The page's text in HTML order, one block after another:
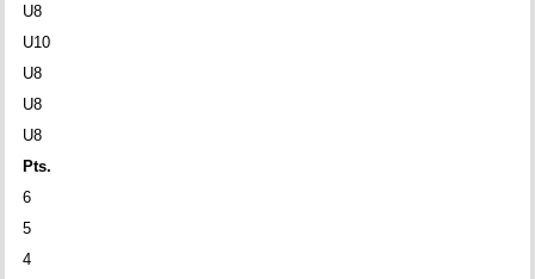
U8
U10
U8
U8
U8
Pts.
6
5
4